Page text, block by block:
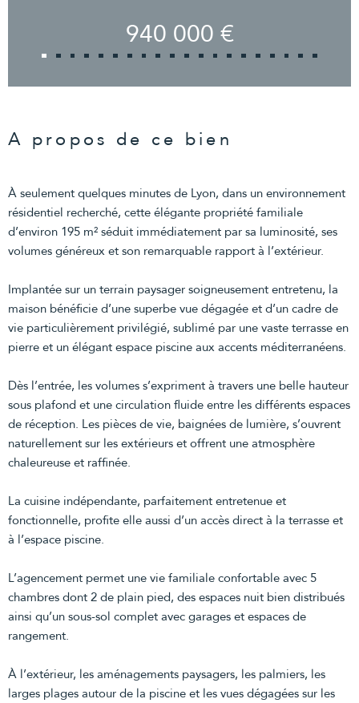
940 000 €
A propos de ce bien
À seulement quelques minutes de Lyon, dans un environnement
résidentiel recherché, cette élégante propriété familiale
d’environ 195 m² séduit immédiatement par sa luminosité, ses
volumes généreux et son remarquable rapport à l’extérieur.
Implantée sur un terrain paysager soigneusement entretenu, la
maison bénéficie d’une superbe vue dégagée et d’un cadre de
vie particulièrement privilégié, sublimé par une vaste terrasse en
pierre et un élégant espace piscine aux accents méditerranéens.
Dès l’entrée, les volumes s’expriment à travers une belle hauteur
sous plafond et une circulation fluide entre les différents espaces
de réception. Les pièces de vie, baignées de lumière, s’ouvrent
naturellement sur les extérieurs et offrent une atmosphère
chaleureuse et raffinée.
La cuisine indépendante, parfaitement entretenue et
fonctionnelle, profite elle aussi d’un accès direct à la terrasse et
à l’espace piscine.
L’agencement permet une vie familiale confortable avec 5
chambres dont 2 de plain pied, des espaces nuit bien distribués
ainsi qu’un sous-sol complet avec garages et espaces de
rangement.
À l’extérieur, les aménagements paysagers, les palmiers, les
larges plages autour de la piscine et les vues dégagées sur les